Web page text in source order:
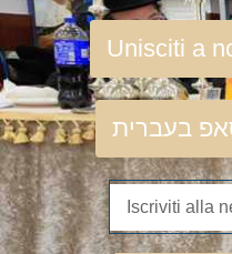
Unisciti a
בעברית